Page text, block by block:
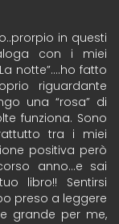
in questi
con i miei
notte”….ho fatto
riguardante
una “rosa” di
funziona. Sono
tra i miei
positiva però
anno…e sai
libro!! Sentirsi
preso a leggere
grande per me,